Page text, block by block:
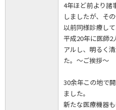
4年ほど前より諸
しましたが、そ
以前同様診療して
平成20年に医師2
アルし、明るく
た。～ご挨拶～
30余年この地で
ました。
新たな医療機器